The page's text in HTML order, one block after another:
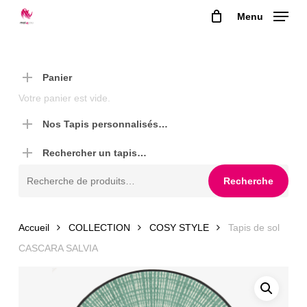
Menu
Panier
Votre panier est vide.
Nos Tapis personnalisés…
Rechercher un tapis…
Recherche
Accueil COLLECTION COSY STYLE
Tapis de sol
CASCARA SALVIA